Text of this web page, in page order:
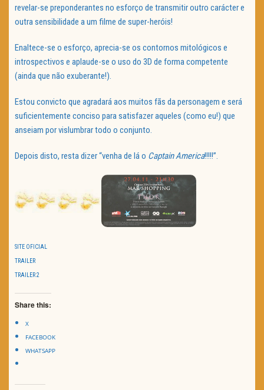
revelar-se preponderantes no esforço de transmitir outro carácter e
outra sensibilidade a um filme de super-heróis!
Enaltece-se o esforço, aprecia-se os contornos mitológicos e
introspectivos e aplaude-se o uso do 3D de forma competente
(ainda que não exuberante!).
Estou convicto que agradará aos muitos fãs da personagem e será
suficientemente conciso para satisfazer aqueles (como eu!) que
anseiam por vislumbrar todo o conjunto.
Depois disto, resta dizer “venha de lá o Captain America!!!!!”.
SITE OFICIAL
TRAILER
TRAILER 2
Share this:
X
FACEBOOK
WHATSAPP